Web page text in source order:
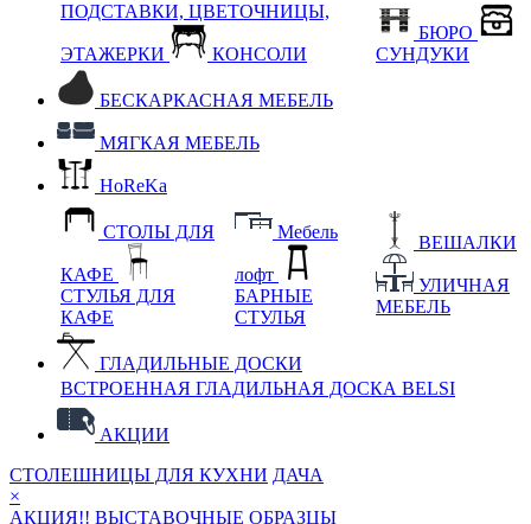
ПОДСТАВКИ, ЦВЕТОЧНИЦЫ,
ЭТАЖЕРКИ КОНСОЛИ
БЮРО
СУНДУКИ
БЕСКАРКАСНАЯ МЕБЕЛЬ
МЯГКАЯ МЕБЕЛЬ
HoReKa
СТОЛЫ ДЛЯ
КАФЕ
СТУЛЬЯ ДЛЯ
КАФЕ
Мебель
лофт
БАРНЫЕ
СТУЛЬЯ
ВЕШАЛКИ
УЛИЧНАЯ
МЕБЕЛЬ
ГЛАДИЛЬНЫЕ ДОСКИ
ВСТРОЕННАЯ ГЛАДИЛЬНАЯ ДОСКА BELSI
АКЦИИ
СТОЛЕШНИЦЫ ДЛЯ КУХНИ ДАЧА
×
АКЦИЯ!! ВЫСТАВОЧНЫЕ ОБРАЗЦЫ